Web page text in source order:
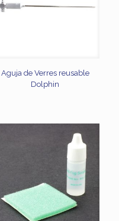
Aguja de Verres reusable
Dolphin